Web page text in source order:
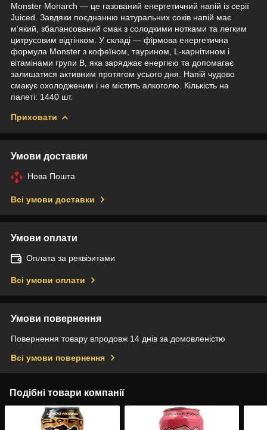
Monster Monarch — це газований енергетичний напій із серії
Juiced. Завдяки поєднанню натуральних соків напій має
м’який, збалансований смак з солодкими нотками та легким
цитрусовим відтінком. У складі — фірмова енергетична
формула Monster з кофеїном, таурином, L-карнітином і
вітамінами групи B, яка заряджає енергією та допомагає
залишатися активним протягом усього дня. Напій чудово
смакує охолодженим і не містить алкоголю. Кількість на
палеті: 1440 шт.
Приховати
Умови доставки
Нова Пошта
Всі умови доставки
Умови оплати
Оплата за реквізитами
Всі умови оплати
Умови повернення
Повернення товару впродовж 14 днів за домовленістю
Всі умови повернення
Подібні товари компанії